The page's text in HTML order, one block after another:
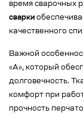
время сварочных
сварки
качественного
Важной
«А», который
долговечность.
комфорт при
прочность